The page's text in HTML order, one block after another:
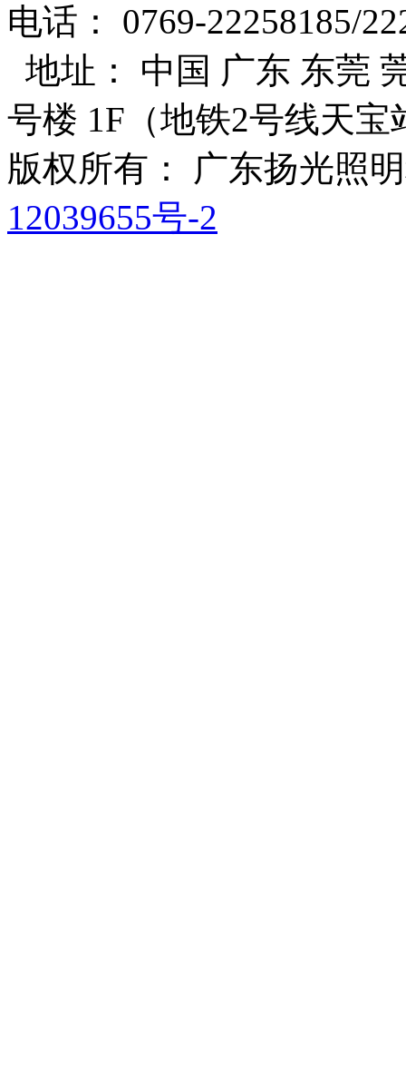
电话： 0769-22258185/
地址： 中国 广东 东莞
号楼 1F（地铁2号线天宝
版权所有： 广东扬光照
12039655号-2